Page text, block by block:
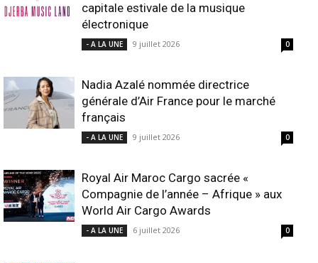
capitale estivale de la musique
électronique
- A LA UNE 9 juillet 2026 0
Nadia Azalé nommée directrice
générale d’Air France pour le marché
français
- A LA UNE 9 juillet 2026 0
Royal Air Maroc Cargo sacrée «
Compagnie de l’année – Afrique » aux
World Air Cargo Awards
- A LA UNE 6 juillet 2026 0